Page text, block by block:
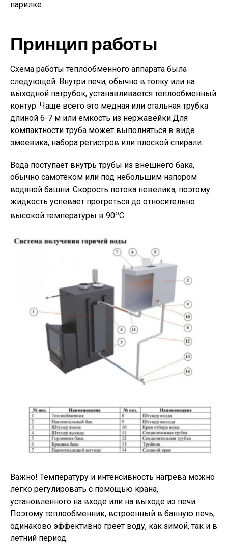
парилке.
Принцип работы
Схема работы теплообменного аппарата была
следующей. Внутри печи, обычно в топку или на
выходной патрубок, устанавливается теплообменный
контур. Чаще всего это медная или стальная трубка
длиной 6-7 м или емкость из нержавейки.Для
компактности труба может выполняться в виде
змеевика, набора регистров или плоской спирали.
Вода поступает внутрь трубы из внешнего бака,
обычно самотёком или под небольшим напором
водяной башни. Скорость потока невелика, поэтому
жидкость успевает прогреться до относительно
высокой температуры в 90оС.
Важно! Температуру и интенсивность нагрева можно
легко регулировать с помощью крана,
установленного на входе или на выходе из печи.
Поэтому теплообменник, встроенный в банную печь,
одинаково эффективно греет воду, как зимой, так и в
летний период.